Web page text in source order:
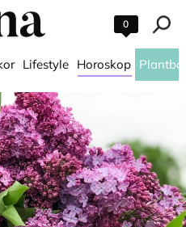
0
Lifestyle Horoskop